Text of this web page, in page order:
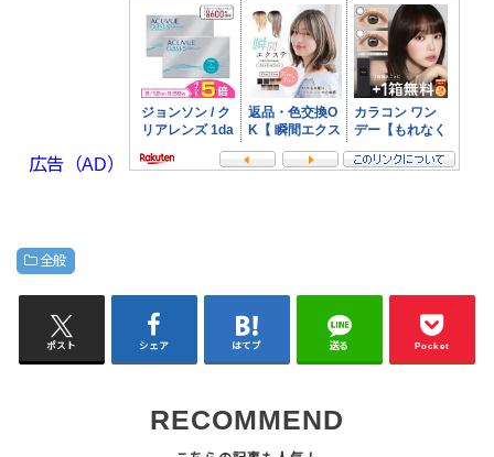
広告（AD）
全般
ポスト シェア はてブ 送る Pocket
RECOMMEND